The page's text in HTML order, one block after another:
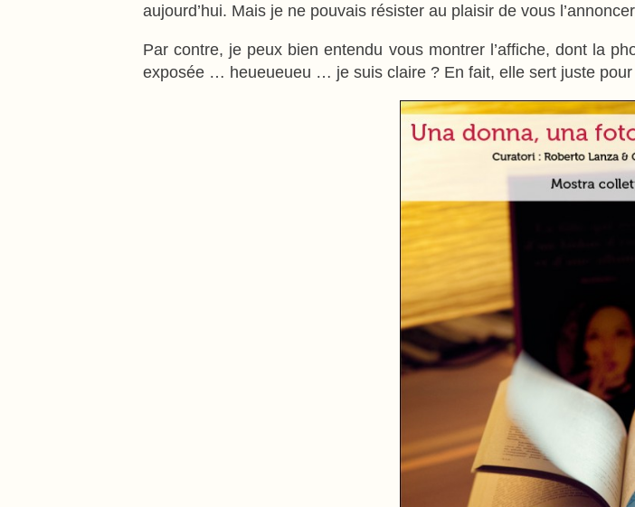
aujourd’hui. Mais je ne pouvais résister au plaisir de vous
Par contre, je peux bien entendu vous montrer l’affiche, dont la
exposée … heueueueu … je suis claire ? En fait, elle sert juste